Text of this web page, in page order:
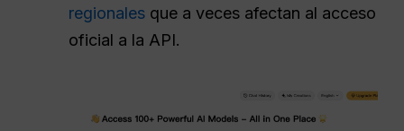
regionales que a veces afectan al acceso
oficial a la API.